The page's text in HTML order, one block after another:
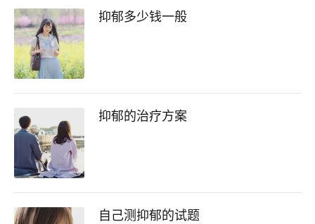
抑郁多少钱一般
抑郁的治疗方案
自己测抑郁的试题